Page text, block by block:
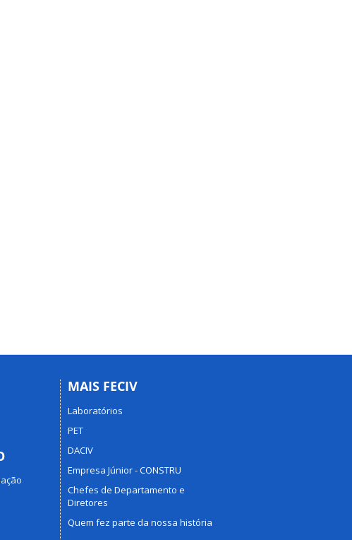
MAIS FECIV
Laboratórios
PET
DACIV
Empresa Júnior - CONSTRU
Chefes de Departamento e
Diretores
Quem fez parte da nossa história